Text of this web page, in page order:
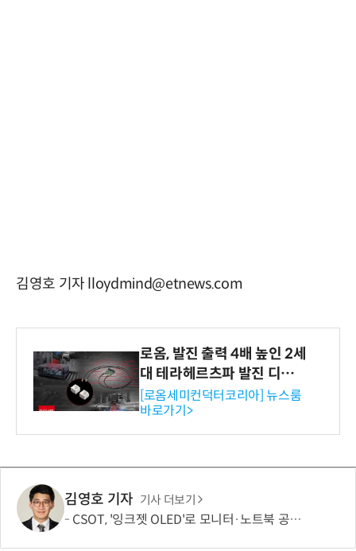
김영호 기자 lloydmind@etnews.com
로옴, 발진 출력 4배 높인 2세
대 테라헤르츠파 발진 디바이
스 개발
[로옴세미컨덕터코리아] 뉴스룸
바로가기>
김영호 기자 기사 더보기
CSOT, '잉크젯 OLED'로 모니터·노트북 공략 본격화…MSI 모니터 공개